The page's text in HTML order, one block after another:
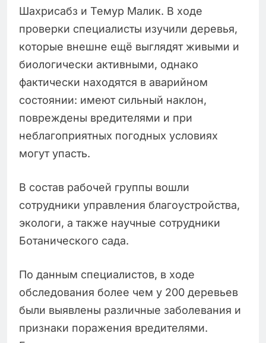
Шахрисабз и Темур Малик. В ходе
проверки специалисты изучили деревья,
которые внешне ещё выглядят живыми и
биологически активными, однако
фактически находятся в аварийном
состоянии: имеют сильный наклон,
повреждены вредителями и при
неблагоприятных погодных условиях
могут упасть.
В состав рабочей группы вошли
сотрудники управления благоустройства,
экологи, а также научные сотрудники
Ботанического сада.
По данным специалистов, в ходе
обследования более чем у 200 деревьев
были выявлены различные заболевания и
признаки поражения вредителями.